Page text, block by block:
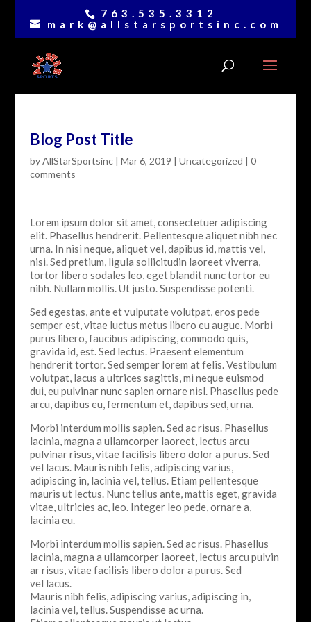
763.535.3312
mark@allstarsportsinc.com
Blog Post Title
byAllStarSportsinc| Mar 6, 2019 | Uncategorized | 0
comments
Lorem ipsum dolor sit amet, consectetuer adipiscing
elit. Phasellus hendrerit. Pellentesque aliquet nibh nec
urna. In nisi neque, aliquet vel, dapibus id, mattis vel,
nisi. Sed pretium, ligula sollicitudin laoreet viverra,
tortor libero sodales leo, eget blandit nunc tortor eu
nibh. Nullam mollis. Ut justo. Suspendisse potenti.
Sed egestas, ante et vulputate volutpat, eros pede
semper est, vitae luctus metus libero eu augue. Morbi
purus libero, faucibus adipiscing, commodo quis,
gravida id, est. Sed lectus. Praesent elementum
hendrerit tortor. Sed semper lorem at felis. Vestibulum
volutpat, lacus a ultrices sagittis, mi neque euismod
dui, eu pulvinar nunc sapien ornare nisl. Phasellus pede
arcu, dapibus eu, fermentum et, dapibus sed, urna.
Morbi interdum mollis sapien. Sed ac risus. Phasellus
lacinia, magna a ullamcorper laoreet, lectus arcu
pulvinar risus, vitae facilisis libero dolor a purus. Sed
vel lacus. Mauris nibh felis, adipiscing varius,
adipiscing in, lacinia vel, tellus. Etiam pellentesque
mauris ut lectus. Nunc tellus ante, mattis eget, gravida
vitae, ultricies ac, leo. Integer leo pede, ornare a,
lacinia eu.
Morbi interdum mollis sapien. Sed ac risus. Phasellus
lacinia, magna a ullamcorper laoreet, lectus arcu pulvin
ar risus, vitae facilisis libero dolor a purus. Sed
vel lacus.
Mauris nibh felis, adipiscing varius, adipiscing in,
lacinia vel, tellus. Suspendisse ac urna.